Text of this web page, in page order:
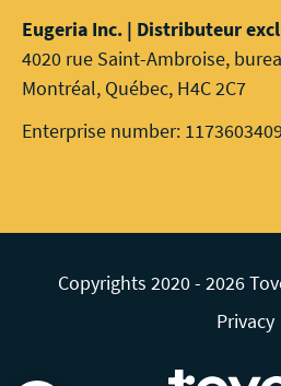
Eugeria Inc. | Distributeur
4020 rue Saint-Ambroise,
Montréal, Québec, H4C 2C7
Enterprise number: 1173603409
Copyrights 2020 - 2026
Privacy